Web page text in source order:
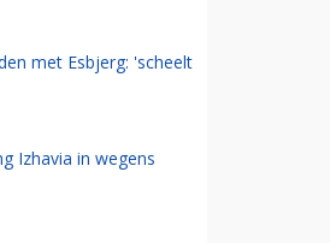
met Esbjerg: 'scheelt
Izhavia in wegens